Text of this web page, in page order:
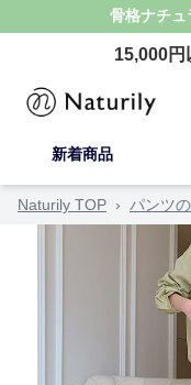
骨格ナチュ
15,000円
新着商品
Naturily TOP › パンツ